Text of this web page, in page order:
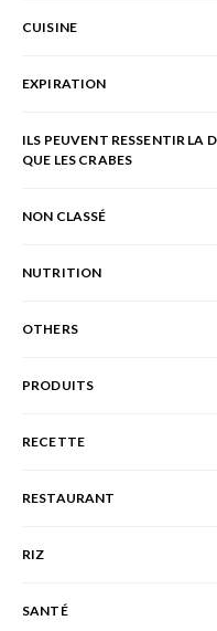
CUISINE
EXPIRATION
ILS PEUVENT RESSENTIR LA
QUE LES CRABES
NON CLASSÉ
NUTRITION
OTHERS
PRODUITS
RECETTE
RESTAURANT
RIZ
SANTÉ